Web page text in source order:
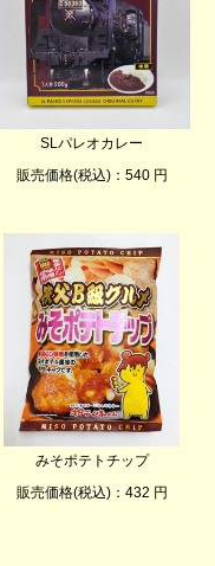
SLパレオカレー
販売価格(税込)：540 円
みそポテトチップ
販売価格(税込)：432 円